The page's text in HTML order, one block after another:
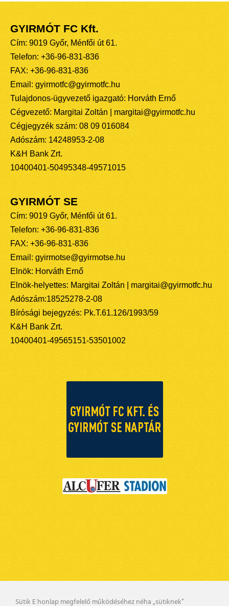
GYIRMÓT FC Kft.
Cím: 9019 Győr, Ménfői út 61.
Telefon: +36-96-831-836
FAX: +36-96-831-836
Email: gyirmotfc@gyirmotfc.hu
Tulajdonos-ügyvezető igazgató: Horváth Ernő
Cégvezető: Margitai Zoltán | margitai@gyirmotfc.hu
Cégjegyzék szám: 08 09 016084
Adószám: 14248953-2-08
K&H Bank Zrt.
10400401-50495348-49571015
GYIRMÓT SE
Cím: 9019 Győr, Ménfői út 61.
Telefon: +36-96-831-836
FAX: +36-96-831-836
Email: gyirmotse@gyirmotse.hu
Elnök: Horváth Ernő
Elnök-helyettes: Margitai Zoltán | margitai@gyirmotfc.hu
Adószám:18525278-2-08
Bírósági bejegyzés: Pk.T.61.126/1993/59
K&H Bank Zrt.
10400401-49565151-53501002
Sütik E honlap megfelelő működéséhez néha „sütiknek”